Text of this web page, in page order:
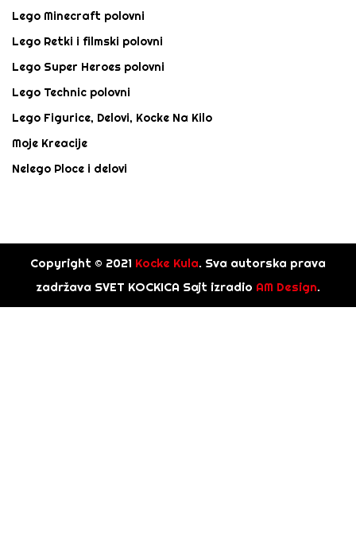
Lego Minecraft polovni
Lego Retki i filmski polovni
Lego Super Heroes polovni
Lego Technic polovni
Lego Figurice, Delovi, Kocke Na Kilo
Moje Kreacije
Nelego Ploce i delovi
Copyright © 2021 Kocke Kula. Sva autorska prava
zadržava SVET KOCKICA Sajt izradio AM Design.